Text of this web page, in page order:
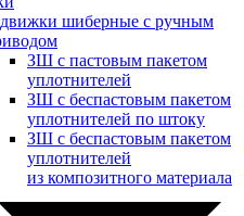
шиберные с ручным
ЗШ с пастовым пакетом
уплотнителей
ЗШ с беспастовым пакетом
уплотнителей по штоку
ЗШ с беспастовым пакетом
уплотнителей
из композитного материала